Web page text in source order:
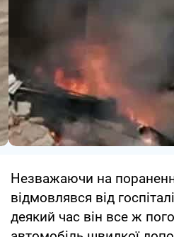
Незважаючи на
відмовлявся від
деякий час він все ж